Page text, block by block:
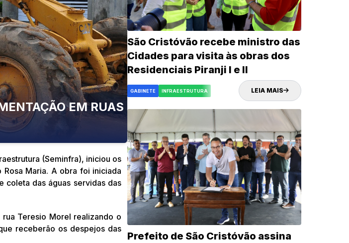
EM RUAS
(Seminfra), iniciou os
Maria. A obra foi iniciada
coleta das águas servidas das
Teresio Morel realizando o
receberão os despejos das
São Cristóvão recebe ministro das
Cidades para visita às obras dos
Residenciais Piranji I e II
GABINETE INFRAESTRUTURA LEIA MAIS
Prefeito de São Cristóvão assina